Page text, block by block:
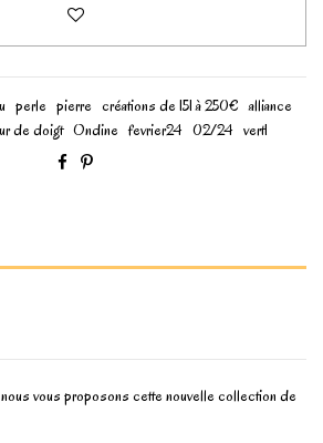
perle pierre créations de 151 à 250€ alliance
de doigt Ondine fevrier24 02/24 vert1
nous vous proposons cette nouvelle collection de